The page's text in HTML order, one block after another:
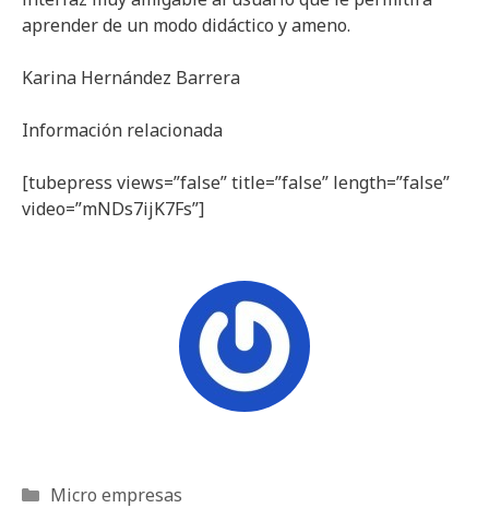
aprender de un modo didáctico y ameno.
Karina Hernández Barrera
Información relacionada
[tubepress views=”false” title=”false” length=”false”
video=”mNDs7ijK7Fs”]
Categorías
Micro empresas